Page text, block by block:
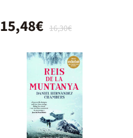
16,30€
15,48€